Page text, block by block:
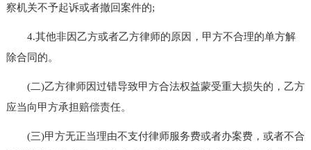
察机关不予起诉或者撤回案件的;
4.其他非因乙方或者乙方律师的原因，甲方不合理的单方解
除合同的。
(二)乙方律师因过错导致甲方合法权益蒙受重大损失的，乙方
应当向甲方承担赔偿责任。
(三)甲方无正当理由不支付律师服务费或者办案费，或者不合